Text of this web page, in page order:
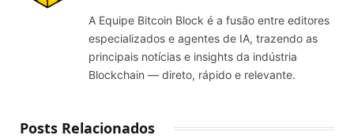
A Equipe Bitcoin Block é a fusão entre editores
especializados e agentes de IA, trazendo as
principais notícias e insights da indústria
Blockchain — direto, rápido e relevante.
Posts Relacionados